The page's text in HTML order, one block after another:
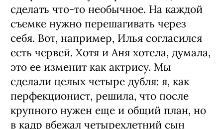
сделать что-то необычное. На каждой
съемке нужно перешагивать через
себя. Вот, например, Илья согласился
есть червей. Хотя и Аня хотела, думала,
это ее изменит как актрису. Мы
сделали целых четыре дубля: я, как
перфекционист, решила, что после
крупного нужен еще и общий план, но
в кадр вбежал четырехлетний сын